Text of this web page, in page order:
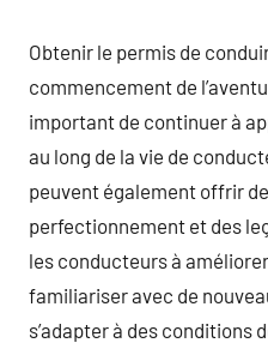
Obtenir le permis de
commencement de
important de continuer à
au long de la vie de
peuvent également offrir
perfectionnement et des
les conducteurs à
familiariser avec de
s’adapter à des conditions